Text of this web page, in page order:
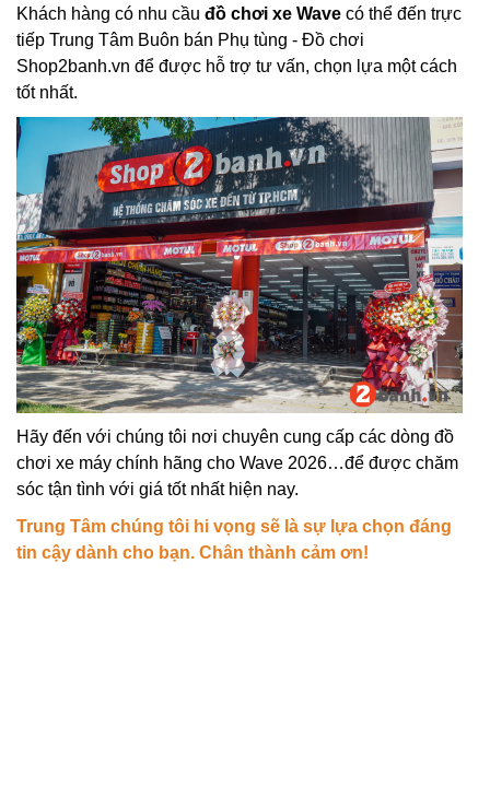
Khách hàng có nhu cầu đồ chơi xe Wave có thể đến trực
tiếp Trung Tâm Buôn bán Phụ tùng - Đồ chơi
Shop2banh.vn để được hỗ trợ tư vấn, chọn lựa một cách
tốt nhất.
Hãy đến với chúng tôi nơi chuyên cung cấp các dòng đồ
chơi xe máy chính hãng cho Wave 2026…để được chăm
sóc tận tình với giá tốt nhất hiện nay.
Trung Tâm chúng tôi hi vọng sẽ là sự lựa chọn đáng
tin cậy dành cho bạn. Chân thành cảm ơn!